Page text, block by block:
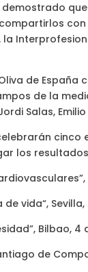
demostrado
de
de la
Salas,
cinco
los
vida“,
Bilbao, 4
de